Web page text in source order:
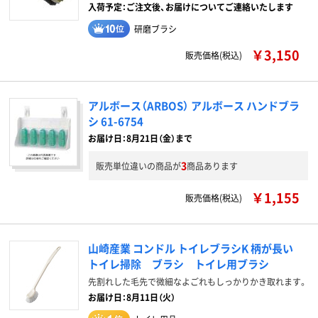
入荷予定：ご注文後、お届けについてご連絡いたします
研磨ブラシ
販売価格(税込) ￥3,150
アルボース（ARBOS） アルボース ハンドブラ
シ 61-6754
お届け日：8月21日（金）まで
販売単位違いの商品が3商品あります
販売価格(税込) ￥1,155
山崎産業 コンドル トイレブラシK 柄が長い
トイレ掃除 ブラシ トイレ用ブラシ
先割れした毛先で微細なよごれもしっかりかき取れます。
お届け日：8月11日（火）